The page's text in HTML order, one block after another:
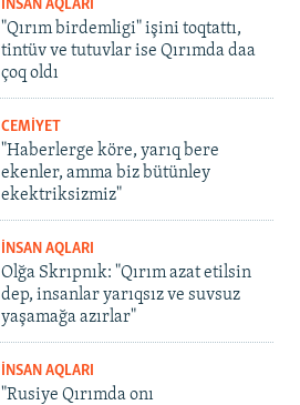
İNSAN AQLARI
"Qırım birdemligi" işini toqtattı,
tintüv ve tutuvlar ise Qırımda daa
çoq oldı
CEMİYET
"Haberlerge köre, yarıq bere
ekenler, amma biz bütünley
ekektriksizmiz"
İNSAN AQLARI
Olğa Skrıpnık: "Qırım azat etilsin
dep, insanlar yarıqsız ve suvsuz
yaşamağa azırlar"
İNSAN AQLARI
"Rusiye Qırımda onı